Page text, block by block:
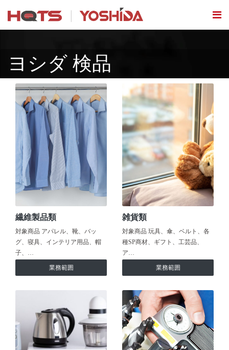
ヨシダ 検品
繊維製品類
対象商品 アパレル、靴、バッ
グ、寝具、インテリア用品、帽
子、…
業務範囲
雑貨類
対象商品 玩具、傘、ベルト、各
種SP商材、ギフト、工芸品、
ア…
業務範囲